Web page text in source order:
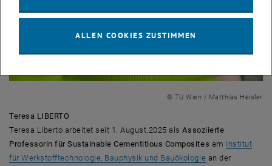
© TU Wien / Matthias Heisler
Teresa LIBERTO
Teresa Liberto arbeitet seit 1. August.2025 alsAssoziierte
Professorin für Sustainable Cementitious Composites am Institut
für Werkstofftechnologie, Bauphysik und Bauökologie an der
ALLEN COOKIES ZUSTIMMEN